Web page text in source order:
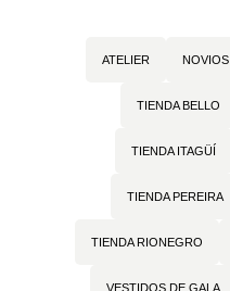
ATELIER NOVIOS
TIENDA BELLO
TIENDA ITAGÜÍ
TIENDA PEREIRA
TIENDA RIONEGRO
VESTIDOS DE GALA